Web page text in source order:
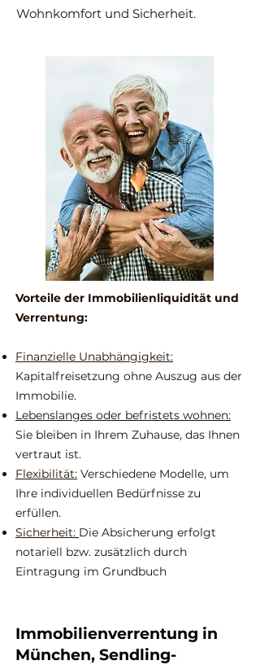
Wohnkomfort und Sicherheit.
Vorteile der Immobilienliquidität und
Verrentung:
Finanzielle Unabhängigkeit:
Kapitalfreisetzung ohne Auszug aus der
Immobilie.
Lebenslanges oder befristets wohnen:
Sie bleiben in Ihrem Zuhause, das Ihnen
vertraut ist.
Flexibilität: Verschiedene Modelle, um
Ihre individuellen Bedürfnisse zu
erfüllen.
Sicherheit: Die Absicherung erfolgt
notariell bzw. zusätzlich durch
Eintragung im Grundbuch
Immobilienverrentung in
München, Sendling-